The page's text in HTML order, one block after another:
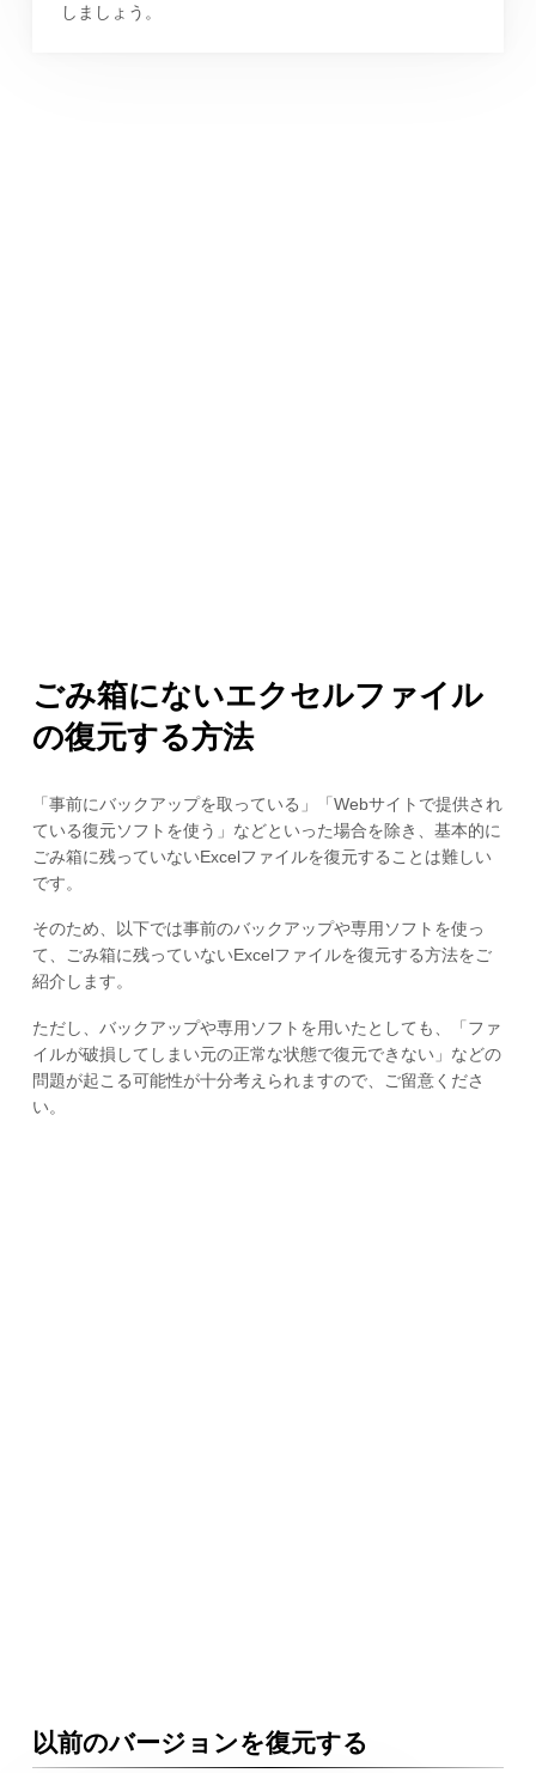
しましょう。
ごみ箱にないエクセルファイル
の復元する方法
「事前にバックアップを取っている」「Webサイトで提供され
ている復元ソフトを使う」などといった場合を除き、基本的に
ごみ箱に残っていないExcelファイルを復元することは難しい
です。
そのため、以下では事前のバックアップや専用ソフトを使っ
て、ごみ箱に残っていないExcelファイルを復元する方法をご
紹介します。
ただし、バックアップや専用ソフトを用いたとしても、「ファ
イルが破損してしまい元の正常な状態で復元できない」などの
問題が起こる可能性が十分考えられますので、ご留意くださ
い。
以前のバージョンを復元する